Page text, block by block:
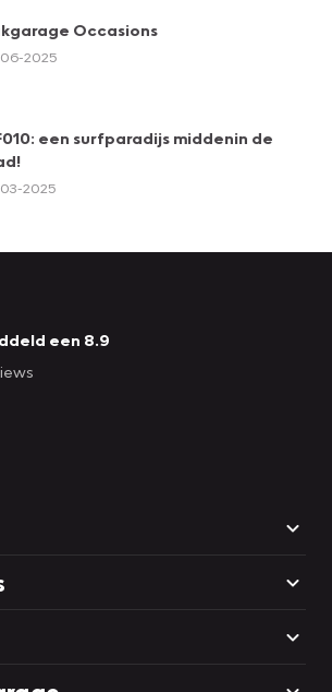
Occasions
2025
een surfparadijs middenin de
2025
een 8.9